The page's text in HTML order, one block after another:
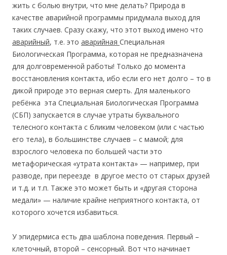
жить с болью внутри, что мне делать? Природа в
качестве аварийной программы придумала выход для
таких случаев. Сразу скажу, что этот выход имено что
аварийный, т.е. это аварийная Специальная
Биологическая Программа, которая не предназначена
для долговременной работы! Только до момента
восстановления контакта, ибо если его нет долго – то в
дикой природе это верная смерть. Для маленького
ребёнка эта Специальная Биологическая Программа
(СБП) запускается в случае утраты буквального
телесного контакта с бликим человеком (или с частью
его тела), в большинстве случаев – с мамой; для
взрослого человека по большей части это
метафорическая «утрата контакта» — например, при
разводе, при переезде в другое место от старых друзей
и т.д. и т.п. Также это может быть и «другая сторона
медали» — наличие крайне неприятного контакта, от
которого хочется избавиться.
У эпидермиса есть два шаблона поведения. Первый –
клеточный, второй – сенсорный. Вот что начинает